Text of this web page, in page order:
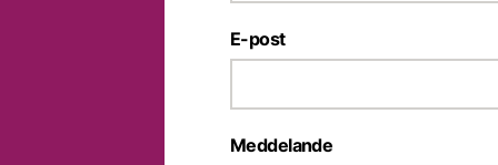
E-post
Meddelande